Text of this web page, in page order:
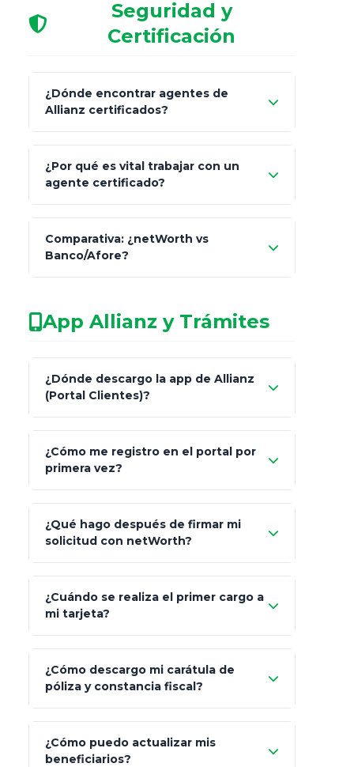
Seguridad y
Certificación
¿Dónde encontrar agentes de
Allianz certificados?
Seguros y Fianzas (CNSF)
netWorth
patrimonio con asesores informales en
redes sociales.
¿Por qué es vital trabajar con un
agente certificado?
consultor técnico
legalmente facultado
Comparativa: ¿netWorth vs
Banco/Afore?
Característica netWorth (Certificado)
Fiscalidad Estrategia Art. 151 / 93
App Allianz y Trámites
¿Dónde descargo la app de Allianz
(Portal Clientes)?
Client"
App Store (iOS) Google Play
¿Cómo me registro en el portal por
primera vez?
Bienvenida
"¿Aún no tienes cuenta?
Regístrate"
¿Qué hago después de firmar mi
solicitud con netWorth?
¿Cuándo se realiza el primer cargo a
mi tarjeta?
¿Cómo descargo mi carátula de
póliza y constancia fiscal?
"Mis Pólizas" > "Documentos"
¿Cómo puedo actualizar mis
beneficiarios?